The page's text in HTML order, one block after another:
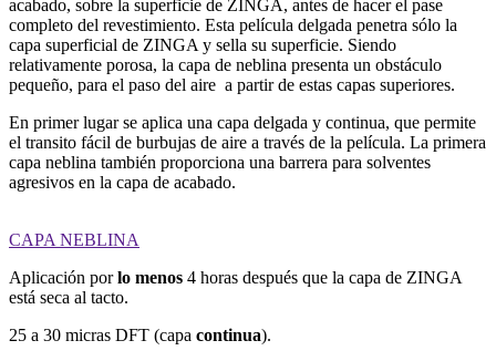
acabado, sobre la superficie de ZINGA, antes de hacer el pase
completo del revestimiento. Esta película delgada penetra sólo la
capa superficial de ZINGA y sella su superficie. Siendo
relativamente porosa, la capa de neblina presenta un obstáculo
pequeño, para el paso del aire a partir de estas capas superiores.
En primer lugar se aplica una capa delgada y continua, que permite
el transito fácil de burbujas de aire a través de la película. La primera
capa neblina también proporciona una barrera para solventes
agresivos en la capa de acabado.
CAPA NEBLINA
Aplicación porlo menos 4 horas después que la capa de ZINGA
está seca al tacto.
25 a 30 micras DFT (capa continua).